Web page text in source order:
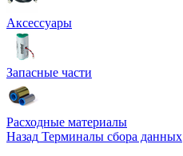
Аксессуары
Запасные части
Расходные материалы
Назад Терминалы сбора данных